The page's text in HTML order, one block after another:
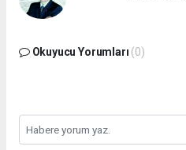
Okuyucu Yorumları (0)